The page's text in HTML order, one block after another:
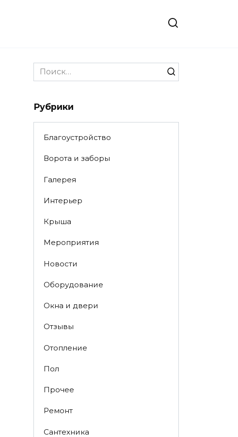
Search
for:
Рубрики
Благоустройство
Ворота и заборы
Галерея
Интерьер
Крыша
Мероприятия
Новости
Оборудование
Окна и двери
Отзывы
Отопление
Пол
Прочее
Ремонт
Сантехника